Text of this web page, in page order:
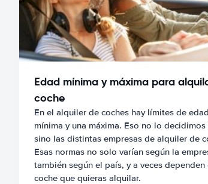
Edad mínima y máxima para
coche
En el alquiler de coches hay límites de
mínima y una máxima. Eso no lo
sino las distintas empresas de alquiler de
Esas normas no solo varían según la
también según el país, y a veces
coche que quieras alquilar.